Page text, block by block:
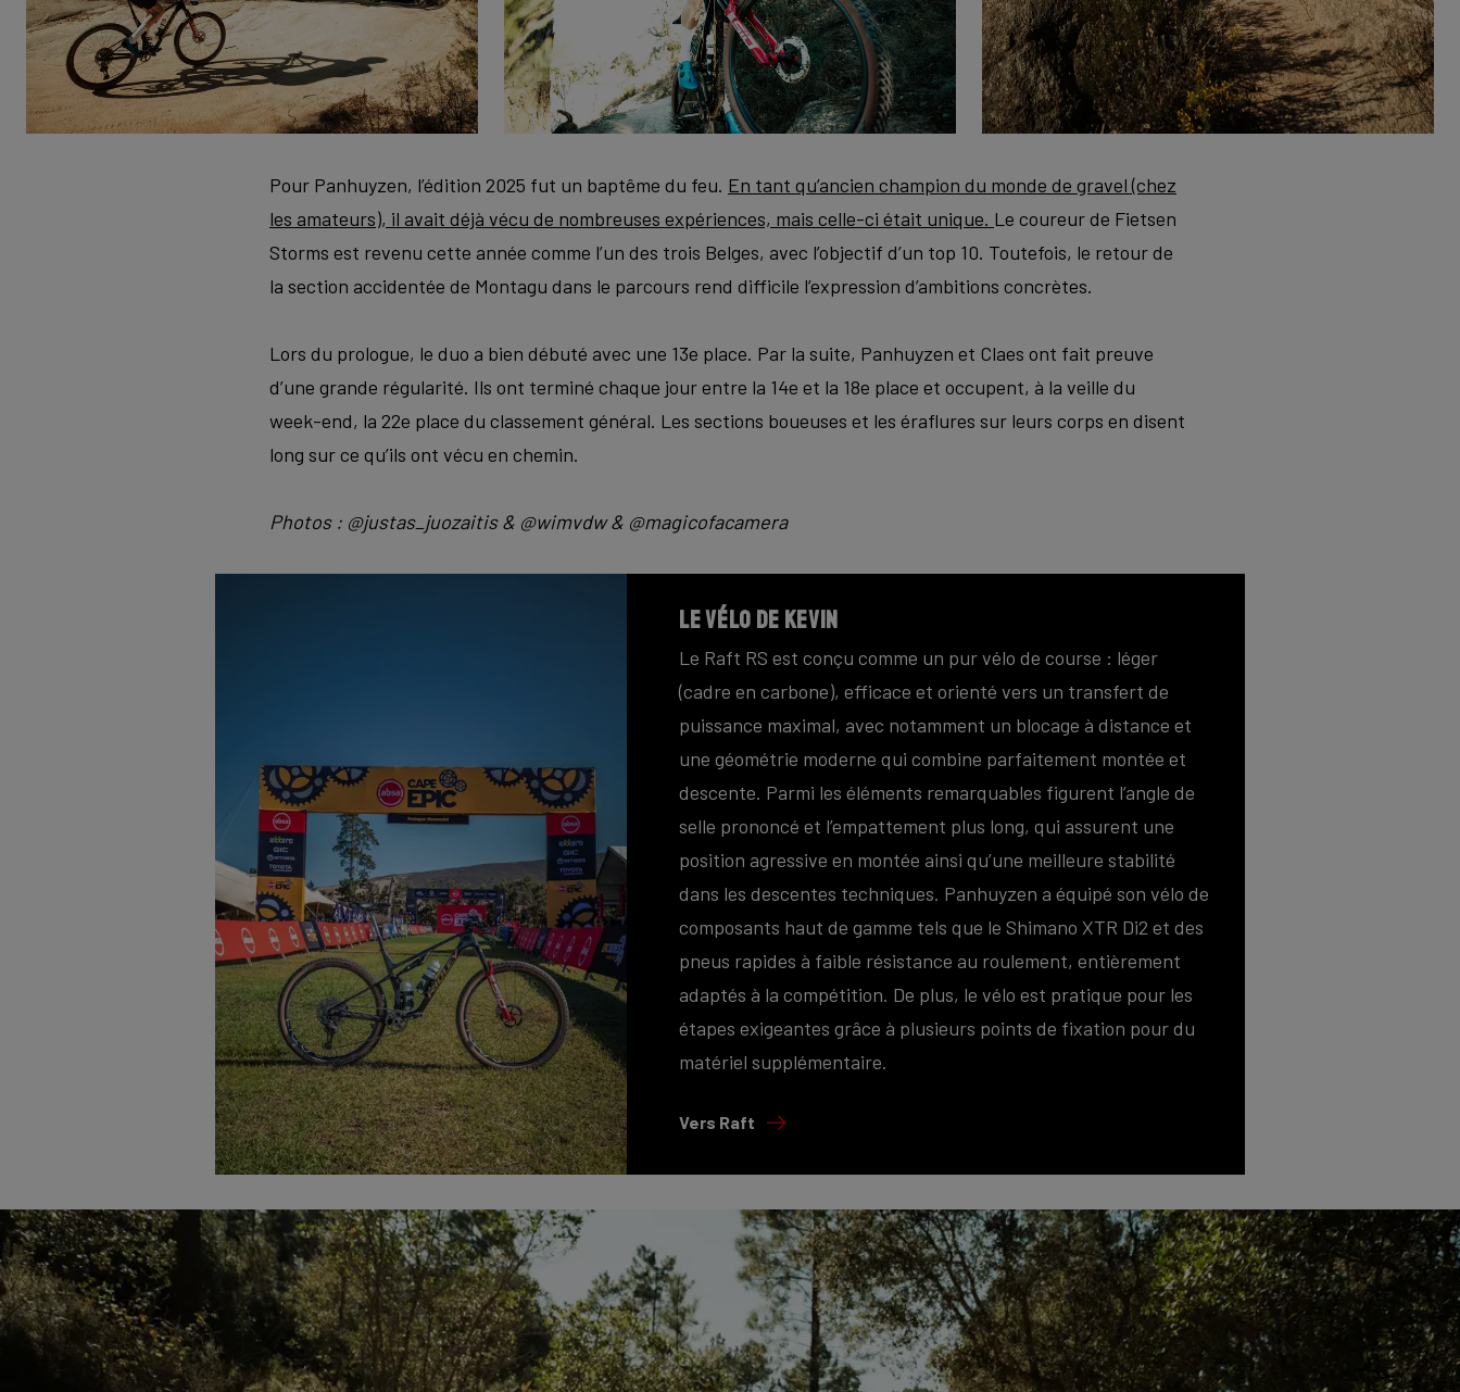
Pour Panhuyzen, l’édition 2025 fut un baptême du feu. En tant qu’ancien champion du monde de gravel (chez
les amateurs), il avait déjà vécu de nombreuses expériences, mais celle-ci était unique. Le coureur de Fietsen
Storms est revenu cette année comme l’un des trois Belges, avec l’objectif d’un top 10. Toutefois, le retour de
la section accidentée de Montagu dans le parcours rend difficile l’expression d’ambitions concrètes.
Lors du prologue, le duo a bien débuté avec une 13e place. Par la suite, Panhuyzen et Claes ont fait preuve
d’une grande régularité. Ils ont terminé chaque jour entre la 14e et la 18e place et occupent, à la veille du
week-end, la 22e place du classement général. Les sections boueuses et les éraflures sur leurs corps en disent
long sur ce qu’ils ont vécu en chemin.
Photos : @justas_juozaitis & @wimvdw & @magicofacamera
Le vélo de Kevin
Le Raft RS est conçu comme un pur vélo de course : léger
(cadre en carbone), efficace et orienté vers un transfert de
puissance maximal, avec notamment un blocage à distance et
une géométrie moderne qui combine parfaitement montée et
descente. Parmi les éléments remarquables figurent l’angle de
selle prononcé et l’empattement plus long, qui assurent une
position agressive en montée ainsi qu’une meilleure stabilité
dans les descentes techniques. Panhuyzen a équipé son vélo de
composants haut de gamme tels que le Shimano XTR Di2 et des
pneus rapides à faible résistance au roulement, entièrement
adaptés à la compétition. De plus, le vélo est pratique pour les
étapes exigeantes grâce à plusieurs points de fixation pour du
matériel supplémentaire.
Vers Raft